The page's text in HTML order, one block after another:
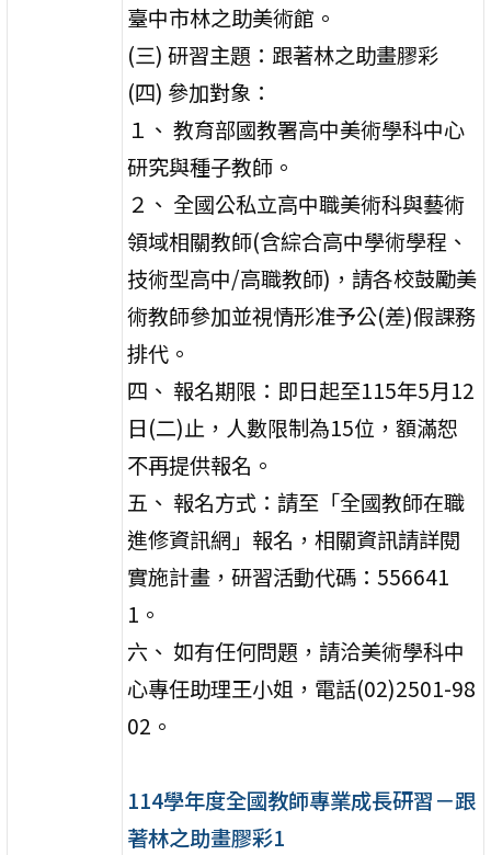
臺中市林之助美術館。
(三) 研習主題：跟著林之助畫膠彩
(四) 參加對象：
１、 教育部國教署高中美術學科中心
研究與種子教師。
２、 全國公私立高中職美術科與藝術
領域相關教師(含綜合高中學術學程、
技術型高中/高職教師)，請各校鼓勵美
術教師參加並視情形准予公(差)假課務
排代。
四、 報名期限：即日起至115年5月12
日(二)止，人數限制為15位，額滿恕
不再提供報名。
五、 報名方式：請至「全國教師在職
進修資訊網」報名，相關資訊請詳閱
實施計畫，研習活動代碼：556641
1。
六、 如有任何問題，請洽美術學科中
心專任助理王小姐，電話(02)2501-98
02。
114學年度全國教師專業成長研習－跟
著林之助畫膠彩1